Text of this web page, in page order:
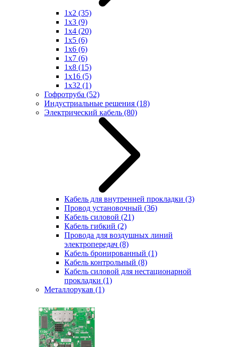
1x2 (35)
1x3 (9)
1x4 (20)
1x5 (6)
1x6 (6)
1x7 (6)
1x8 (15)
1x16 (5)
1x32 (1)
Гофротруба (52)
Индустриальные решения (18)
Электрический кабель (80)
Кабель для внутренней прокладки (3)
Провод установочный (36)
Кабель силовой (21)
Кабель гибкий (2)
Провода для воздушных линий
электропередач (8)
Кабель бронированный (1)
Кабель контрольный (8)
Кабель силовой для нестационарной
прокладки (1)
Металлорукав (1)